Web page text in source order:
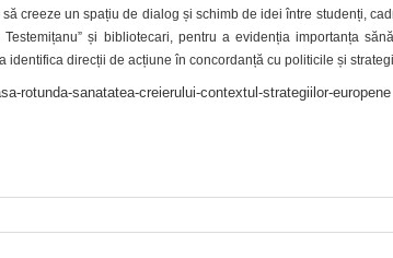
creeze un spațiu de dialog și schimb de idei între studenți,
și bibliotecari, pentru a evidenția importanța
identifica direcții de acțiune în concordanță cu politicile și
rotunda-sanatatea-creierului-contextul-strategiilor-europene